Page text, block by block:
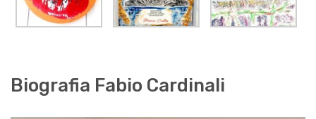
Biografia Fabio Cardinali